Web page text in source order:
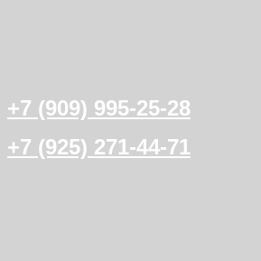
+7 (909) 995-25-28
+7 (925) 271-44-71